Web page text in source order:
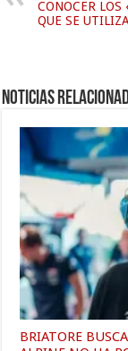
CONOCER LOS
QUE SE
Noticias
BRIATORE